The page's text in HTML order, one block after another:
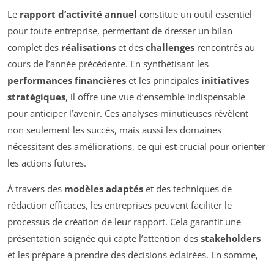
Le rapport d’activité annuel constitue un outil essentiel
pour toute entreprise, permettant de dresser un bilan
complet des réalisations et des challenges rencontrés au
cours de l’année précédente. En synthétisant les
performances financières et les principales initiatives
stratégiques, il offre une vue d’ensemble indispensable
pour anticiper l’avenir. Ces analyses minutieuses révèlent
non seulement les succès, mais aussi les domaines
nécessitant des améliorations, ce qui est crucial pour orienter
les actions futures.
À travers des modèles adaptés et des techniques de
rédaction efficaces, les entreprises peuvent faciliter le
processus de création de leur rapport. Cela garantit une
présentation soignée qui capte l’attention des stakeholders
et les prépare à prendre des décisions éclairées. En somme,